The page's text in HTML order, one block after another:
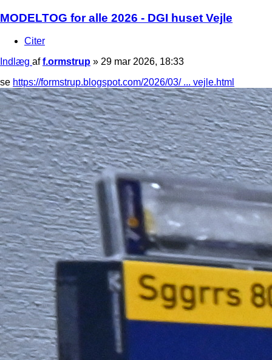
MODELTOG for alle 2026 - DGI huset Vejle
Citer
Indlæg aff.ormstrup » 29 mar 2026, 18:33
se https://formstrup.blogspot.com/2026/03/ ... vejle.html